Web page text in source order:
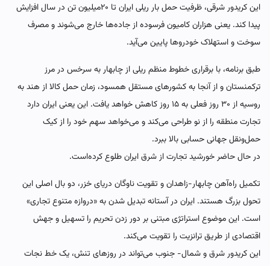
این کریدور شرقی، ظرفیت حمل بار ریلی ایران تا ۲۰میلیون تن در سال افزایش
پیدا کند. یعنی هزاران کامیون فرسوده از جاده‌ها خارج می‌شوند و مصرف
سوخت و استهلاک خودروها پایین می‌آید.
طبق برنامه، با برقراری خطوط منظم ریلی از چابهار به سرخس در مرز
ترکمنستان و از آنجا به کشورهای مستقل همسود، زمان حمل کالا از هند به
روسیه از ۳۰ روز فعلی به ۱۵ روز کاهش خواهد یافت. این یعنی ایران دارد
تجارت منطقه را از نو طراحی می‌کند و می‌خواهد سهم خود را از کیک
حمل‌ونقل جهانی حسابی بالا ببرد.
در حال حاضر خورشید تجارت از شرق ایران طلوع کرده‌است.
تکمیل راه‌آهن چابهار-زاهدان و تقویت ناوگان دریای خزر، دو بال اصلی این
تحول بزرگ هستند. ایران در آستانه تبدیل شدن به «دروازه متنوع تجاری»
است. این موضوع استراتژی مبتنی بر دور زدن تحریم را تسهیل و جهش
اقتصادی از طریق ترانزیت را تقویت می‌کند.
این کریدور شرق و شمال- جنوب می‌تواند در روزهای تنش، یک خط نجات